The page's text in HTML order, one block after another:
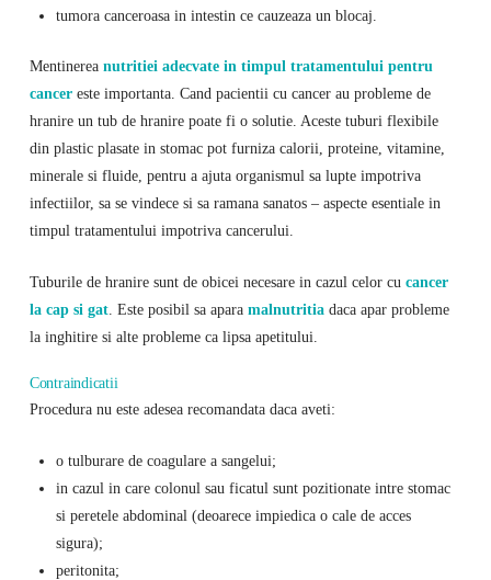
tumora canceroasa in intestin ce cauzeaza un blocaj.
Mentinerea nutritiei adecvate in timpul tratamentului pentru
cancer este importanta. Cand pacientii cu cancer au probleme de
hranire un tub de hranire poate fi o solutie. Aceste tuburi flexibile
din plastic plasate in stomac pot furniza calorii, proteine, vitamine,
minerale si fluide, pentru a ajuta organismul sa lupte impotriva
infectiilor, sa se vindece si sa ramana sanatos – aspecte esentiale in
timpul tratamentului impotriva cancerului.
Tuburile de hranire sunt de obicei necesare in cazul celor cu cancer
la cap si gat. Este posibil sa apara malnutritia daca apar probleme
la inghitire si alte probleme ca lipsa apetitului.
Contraindicatii
Procedura nu este adesea recomandata daca aveti:
o tulburare de coagulare a sangelui;
in cazul in care colonul sau ficatul sunt pozitionate intre stomac
si peretele abdominal (deoarece impiedica o cale de acces
sigura);
peritonita;